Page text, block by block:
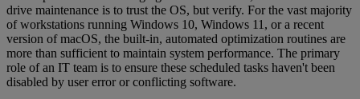
drive maintenance is to trust the OS, but verify. For the vast majority
of workstations running Windows 10, Windows 11, or a recent
version of macOS, the built-in, automated optimization routines are
more than sufficient to maintain system performance. The primary
role of an IT team is to ensure these scheduled tasks haven't been
disabled by user error or conflicting software.